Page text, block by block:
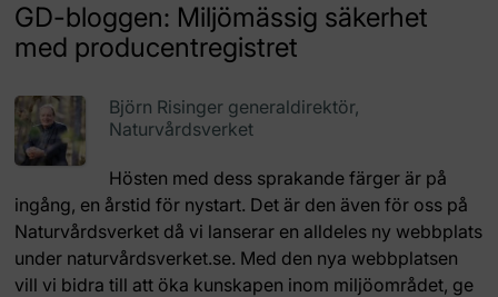
GD-bloggen: Miljömässig säkerhet
med producentregistret
Björn Risinger generaldirektör,
Naturvårdsverket
Hösten med dess sprakande färger är på
ingång, en årstid för nystart. Det är den även för oss på
Naturvårdsverket då vi lanserar en alldeles ny webbplats
under naturvårdsverket.se. Med den nya webbplatsen
vill vi bidra till att öka kunskapen inom miljöområdet, ge